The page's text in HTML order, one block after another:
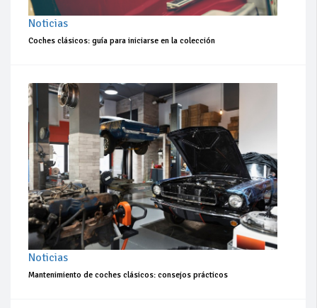
Noticias
Coches clásicos: guía para iniciarse en la colección
Noticias
Mantenimiento de coches clásicos: consejos prácticos